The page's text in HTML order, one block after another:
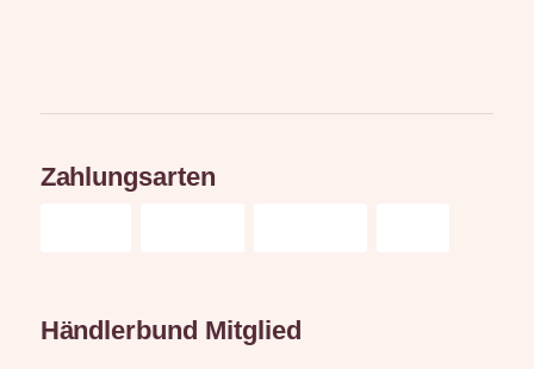
Zahlungsarten
Händlerbund Mitglied